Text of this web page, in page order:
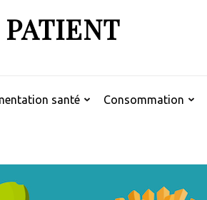
santé Consommation